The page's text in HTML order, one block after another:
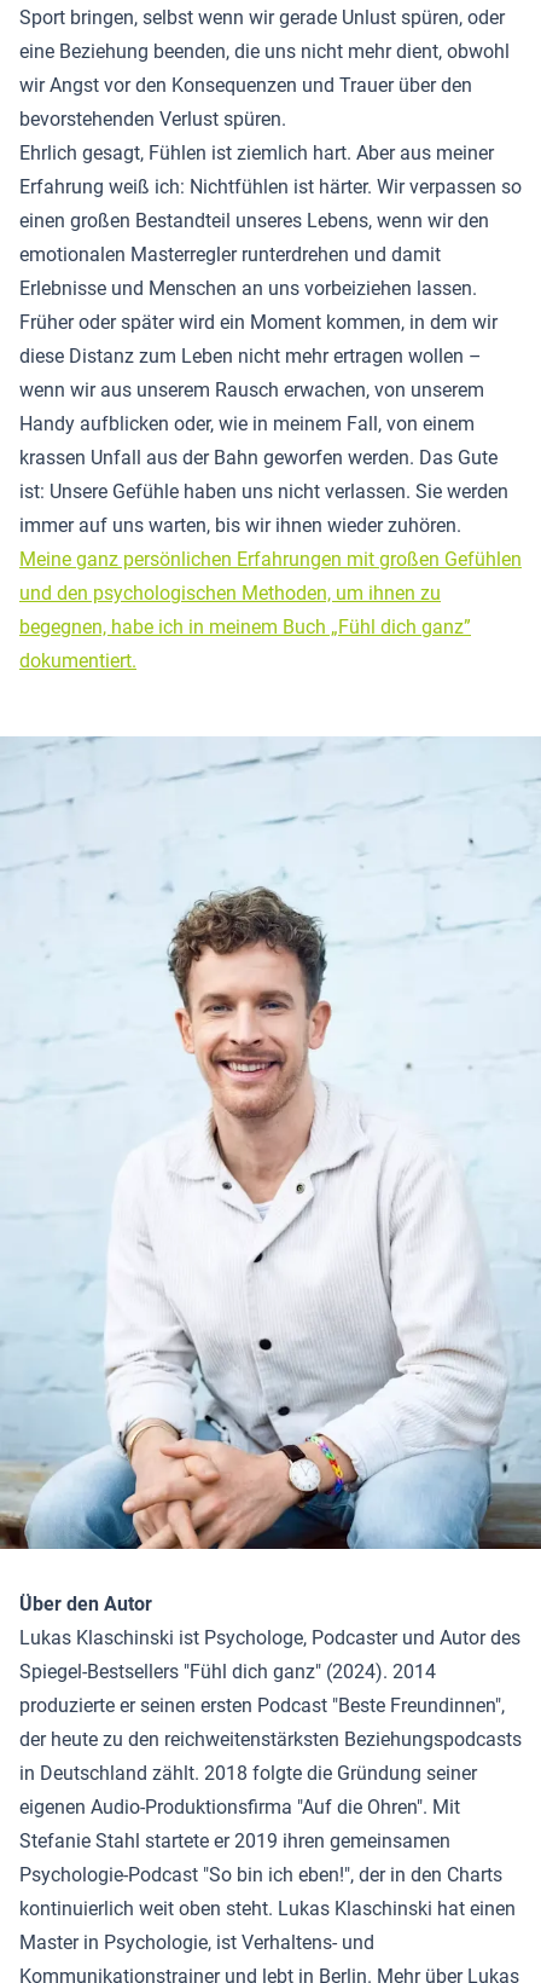
Sport bringen, selbst wenn wir gerade Unlust spüren, oder
eine Beziehung beenden, die uns nicht mehr dient, obwohl
wir Angst vor den Konsequenzen und Trauer über den
bevorstehenden Verlust spüren.
Ehrlich gesagt, Fühlen ist ziemlich hart. Aber aus meiner
Erfahrung weiß ich: Nichtfühlen ist härter. Wir verpassen so
einen großen Bestandteil unseres Lebens, wenn wir den
emotionalen Masterregler runterdrehen und damit
Erlebnisse und Menschen an uns vorbeiziehen lassen.
Früher oder später wird ein Moment kommen, in dem wir
diese Distanz zum Leben nicht mehr ertragen wollen –
wenn wir aus unserem Rausch erwachen, von unserem
Handy aufblicken oder, wie in meinem Fall, von einem
krassen Unfall aus der Bahn geworfen werden. Das Gute
ist: Unsere Gefühle haben uns nicht verlassen. Sie werden
immer auf uns warten, bis wir ihnen wieder zuhören.
Meine ganz persönlichen Erfahrungen mit großen Gefühlen
und den psychologischen Methoden, um ihnen zu
begegnen, habe ich in meinem Buch „Fühl dich ganz”
dokumentiert.
Über den Autor
Lukas Klaschinski ist Psychologe, Podcaster und Autor des
Spiegel-Bestsellers "Fühl dich ganz" (2024). 2014
produzierte er seinen ersten Podcast "Beste Freundinnen",
der heute zu den reichweitenstärksten Beziehungspodcasts
in Deutschland zählt. 2018 folgte die Gründung seiner
eigenen Audio-Produktionsfirma "Auf die Ohren". Mit
Stefanie Stahl startete er 2019 ihren gemeinsamen
Psychologie-Podcast "So bin ich eben!", der in den Charts
kontinuierlich weit oben steht. Lukas Klaschinski hat einen
Master in Psychologie, ist Verhaltens- und
Kommunikationstrainer und lebt in Berlin. Mehr über Lukas